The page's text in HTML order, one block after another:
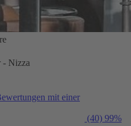
- Nizza
mit einer
(40) 99%